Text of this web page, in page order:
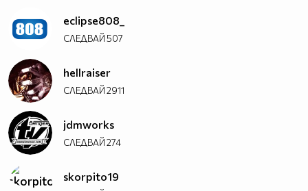
eclipse808_
СЛЕДВАЙ507
hellraiser
СЛЕДВАЙ2911
jdmworks
СЛЕДВАЙ274
skorpito19